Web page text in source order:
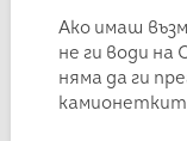
Ако имаш
не ги води на
няма да ги